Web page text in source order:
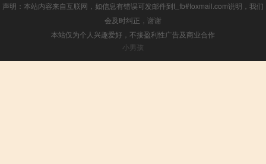
声明：本站内容来自互联网，如信息有错误可发邮件到f_fb#foxmail.com说明，我们
会及时纠正，谢谢
本站仅为个人兴趣爱好，不接盈利性广告及商业合作
小男孩